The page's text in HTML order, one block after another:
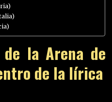
de la Arena de
de la lírica